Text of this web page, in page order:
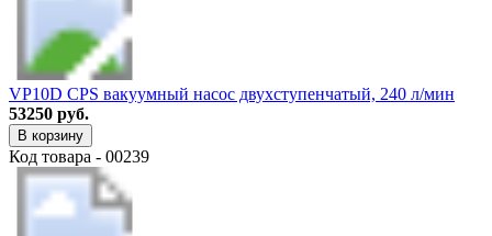
VP10D CPS вакуумный насос двухступенчатый, 240 л/мин
53250 руб.
В корзину
Код товара - 00239